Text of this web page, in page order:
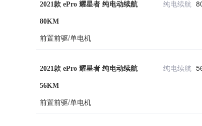
2021款 ePro 耀星者 纯电动续航
80KM
前置前驱/单电机
纯电续航
2021款 ePro 耀星者 纯电动续航
56KM
前置前驱/单电机
纯电续航